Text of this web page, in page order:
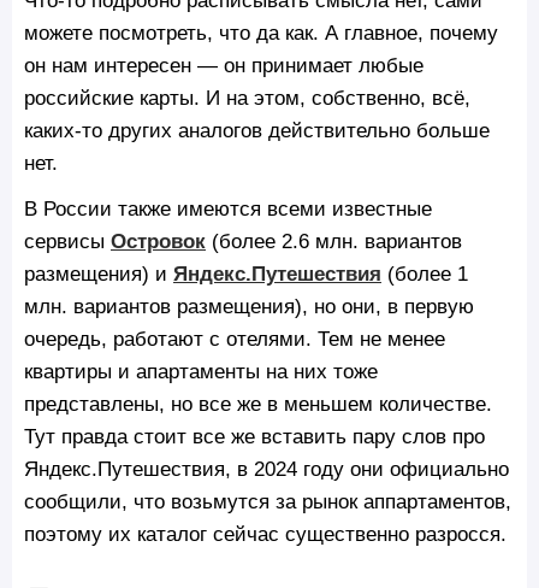
можете посмотреть, что да как. А главное, почему
он нам интересен — он принимает любые
российские карты. И на этом, собственно, всё,
каких-то других аналогов действительно больше
нет.
В России также имеются всеми известные
сервисы Островок (более 2.6 млн. вариантов
размещения) и Яндекс.Путешествия (более 1
млн. вариантов размещения), но они, в первую
очередь, работают с отелями. Тем не менее
квартиры и апартаменты на них тоже
представлены, но все же в меньшем количестве.
Тут правда стоит все же вставить пару слов про
Яндекс.Путешествия, в 2024 году они официально
сообщили, что возьмутся за рынок аппартаментов,
поэтому их каталог сейчас существенно разросся.